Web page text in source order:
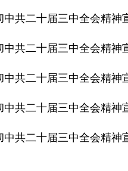
共二十届三中全会精神
共二十届三中全会精神
共二十届三中全会精神
共二十届三中全会精神
共二十届三中全会精神